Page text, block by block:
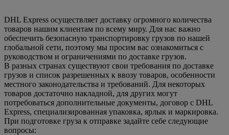
DHL Express осуществляет доставку огромного количества
товаров нашим клиентам по всему миру. Для нас важно
обеспечить безопасную транспортировку грузов по нашей
глобальной сети, поэтому мы просим вас ознакомиться с
руководством и ограничениями по доставке грузов.
В разных странах существуют свои требования по доставке
грузов и список разрешенных к ввозу товаров, особенности
местного законодательства и требований. Для некоторых
товаров достаточно накладной, для других могут
потребоваться дополнительные документы, договор с DHL
Express, специализированная упаковка, ярлык и маркировка.
При подготовке груза к отправке задайте себе следующие
вопросы: